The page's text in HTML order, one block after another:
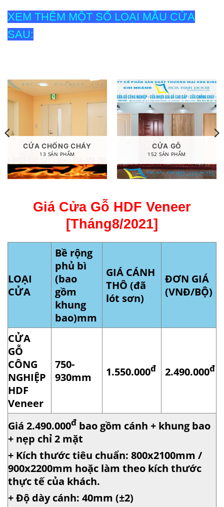
XEM THÊM MỘT SỐ LOẠI MẪU CỬA
SAU:
CỬA CHỐNG CHÁY
13 SẢN PHẨM
CỬA GỖ
152 SẢN PHẨM
Giá Cửa Gỗ HDF Veneer
[Tháng8/2021]
LOẠI
CỬA
Bề rộng
phủ bì
(bao
gồm
khung
bao)mm
GIÁ CÁNH
THÔ (đã
lót sơn)
ĐƠN GIÁ
(VNĐ/BỘ)
CỬA
GỖ
CÔNG
NGHIỆP
HDF
Veneer
750-
930mm
1.550.000đ 2.490.000đ
Giá 2.490.000đ bao gồm cánh + khung bao
+ nẹp chỉ 2 mặt
+ Kích thước tiêu chuẩn: 800x2100mm /
900x2200mm hoặc làm theo kích thước
thực tế của khách.
+ Độ dày cánh: 40mm (±2)